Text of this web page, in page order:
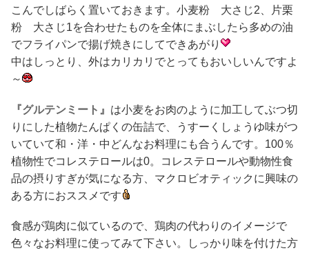
こんでしばらく置いておきます。小麦粉 大さじ2、片栗
粉 大さじ1を合わせたものを全体にまぶしたら多めの油
でフライパンで揚げ焼きにしてできあがり
中はしっとり、外はカリカリでとってもおいしいんですよ
～
『グルテンミート』 は小麦をお肉のように加工してぶつ切
りにした植物たんぱくの缶詰で、うすーくしょうゆ味がつ
いていて和・洋・中どんなお料理にも合うんです。100％
植物性でコレステロールは0。コレステロールや動物性食
品の摂りすぎが気になる方、マクロビオティックに興味の
ある方におススメです
食感が鶏肉に似ているので、鶏肉の代わりのイメージで
色々なお料理に使ってみて下さい。しっかり味を付けた方